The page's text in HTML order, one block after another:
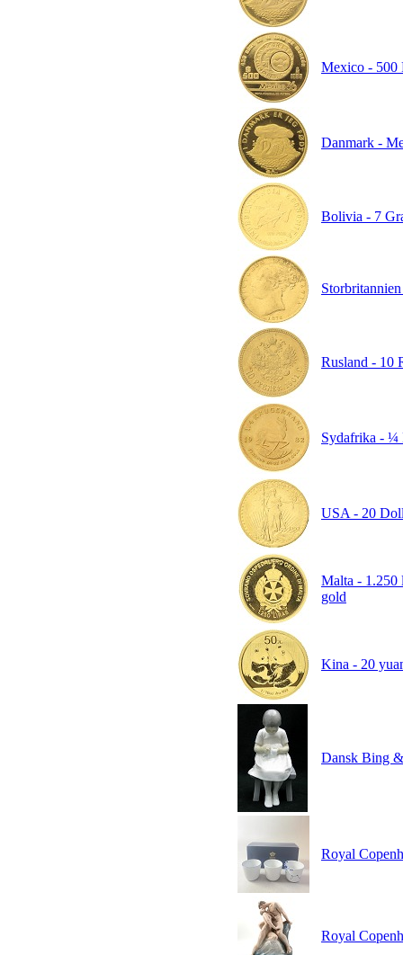
Mexico - 500
Danmark -
Bolivia - 7
Rusland - 10
Sydafrika - ¼
USA - 20
Malta - 1.250
gold
Kina - 20
Dansk Bing
Royal
Royal